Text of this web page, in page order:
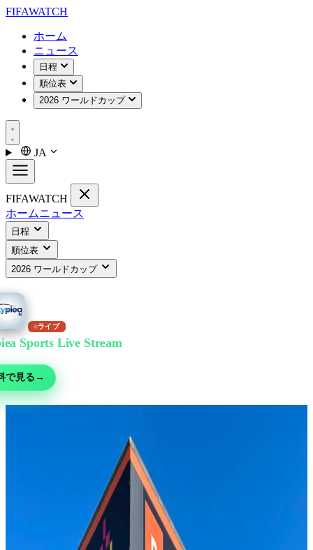
FIFAWATCH
ホーム
ニュース
日程
順位表
2026 ワールドカップ
JA
FIFAWATCH
ホームニュース
日程
順位表
2026 ワールドカップ
ライブ
Sports Live Streamで無料視聴
で見る →